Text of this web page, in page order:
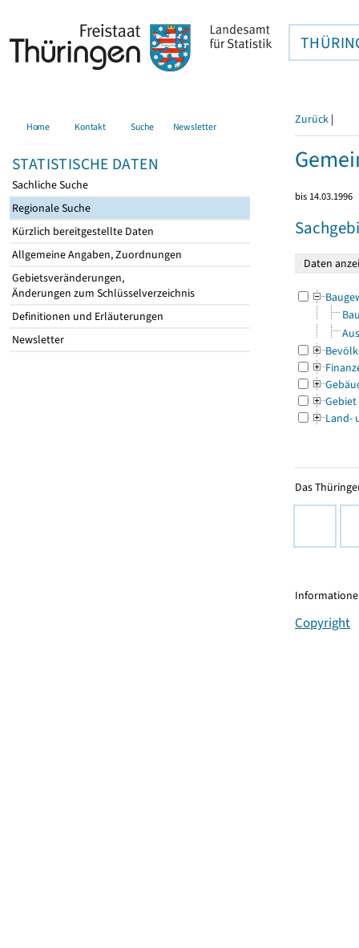
Home Kontakt Suche Newsletter
STATISTISCHE DATEN
Sachliche Suche
Regionale Suche
Kürzlich bereitgestellte Daten
Allgemeine Angaben, Zuordnungen
Gebietsveränderungen,
Änderungen zum Schlüsselverzeichnis
Definitionen und Erläuterungen
Newsletter
Zurück |
bis 14.03.1996
Gebiet
Land-
Das
Copyright